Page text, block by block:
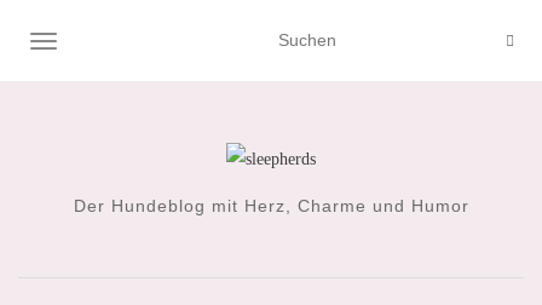
NAVIGATION UMSCHALTEN
Der Hundeblog mit Herz, Charme und Humor